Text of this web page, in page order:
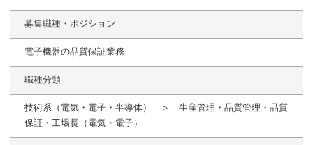
募集職種・ポジション
電子機器の品質保証業務
職種分類
技術系（電気・電子・半導体） ＞ 生産管理・品質管理・品質
保証・工場長（電気・電子）